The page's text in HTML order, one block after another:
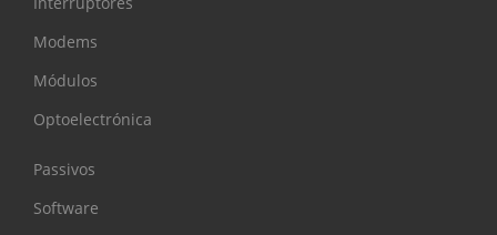
Modems
Módulos
Optoelectrónica
Passivos
Software